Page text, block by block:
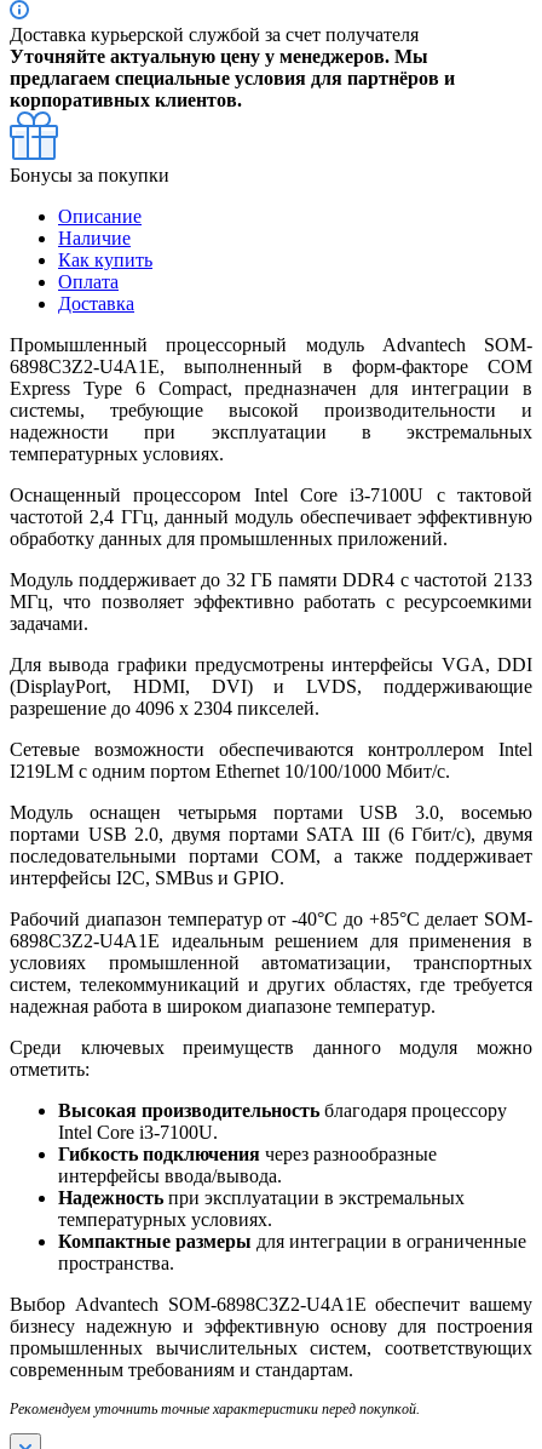
Доставка курьерской службой за счет получателя
Уточняйте актуальную цену у менеджеров. Мы
предлагаем специальные условия для партнёров и
корпоративных клиентов.
Бонусы за покупки
Описание
Наличие
Как купить
Оплата
Доставка
Промышленный процессорный модуль Advantech SOM-
6898C3Z2-U4A1E, выполненный в форм-факторе COM
Express Type 6 Compact, предназначен для интеграции в
системы, требующие высокой производительности и
надежности при эксплуатации в экстремальных
температурных условиях.
Оснащенный процессором Intel Core i3-7100U с тактовой
частотой 2,4 ГГц, данный модуль обеспечивает эффективную
обработку данных для промышленных приложений.
Модуль поддерживает до 32 ГБ памяти DDR4 с частотой 2133
МГц, что позволяет эффективно работать с ресурсоемкими
задачами.
Для вывода графики предусмотрены интерфейсы VGA, DDI
(DisplayPort, HDMI, DVI) и LVDS, поддерживающие
разрешение до 4096 x 2304 пикселей.
Сетевые возможности обеспечиваются контроллером Intel
I219LM с одним портом Ethernet 10/100/1000 Мбит/с.
Модуль оснащен четырьмя портами USB 3.0, восемью
портами USB 2.0, двумя портами SATA III (6 Гбит/с), двумя
последовательными портами COM, а также поддерживает
интерфейсы I2C, SMBus и GPIO.
Рабочий диапазон температур от -40°C до +85°C делает SOM-
6898C3Z2-U4A1E идеальным решением для применения в
условиях промышленной автоматизации, транспортных
систем, телекоммуникаций и других областях, где требуется
надежная работа в широком диапазоне температур.
Среди ключевых преимуществ данного модуля можно
отметить:
Высокая производительность благодаря процессору
Intel Core i3-7100U.
Гибкость подключения через разнообразные
интерфейсы ввода/вывода.
Надежность при эксплуатации в экстремальных
температурных условиях.
Компактные размеры для интеграции в ограниченные
пространства.
Выбор Advantech SOM-6898C3Z2-U4A1E обеспечит вашему
бизнесу надежную и эффективную основу для построения
промышленных вычислительных систем, соответствующих
современным требованиям и стандартам.
Рекомендуем уточнить точные характеристики перед покупкой.